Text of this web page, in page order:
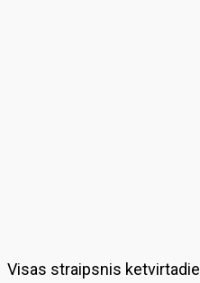
Visas straipsnis